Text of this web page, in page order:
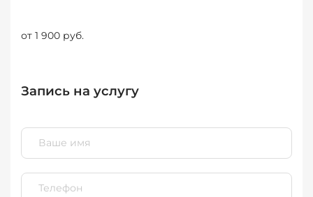
от 1 900 руб.
Запись на услугу